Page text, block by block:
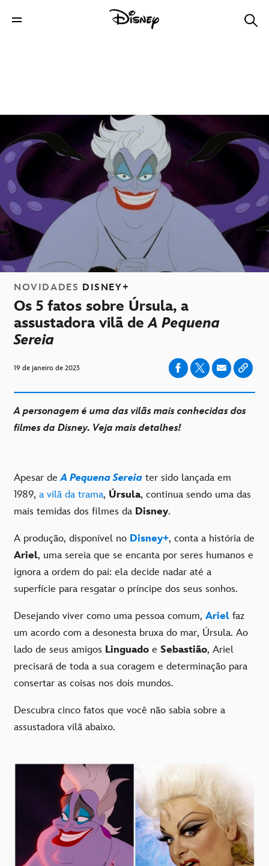
NOVIDADES DISNEY+
Os 5 fatos sobre Úrsula, a
assustadora vilã deA Pequena
Sereia
19 de janeiro de 2023
A personagem é uma das vilãs mais conhecidas dos
filmes da Disney. Veja mais detalhes!
Apesar deA Pequena Sereia ter sido lançada em
1989, a vilã da trama, Úrsula, continua sendo uma das
mais temidas dos filmes da Disney.
A produção, disponível no Disney+, conta a história de
Ariel, uma sereia que se encanta por seres humanos e
ignora a ordem do pai: ela decide nadar até a
superfície para resgatar o príncipe dos seus sonhos.
Desejando viver como uma pessoa comum, Ariel faz
um acordo com a desonesta bruxa do mar, Úrsula. Ao
lado de seus amigos Linguado e Sebastião, Ariel
precisará de toda a sua coragem e determinação para
consertar as coisas nos dois mundos.
Descubra cinco fatos que você não sabia sobre a
assustadora vilã abaixo.